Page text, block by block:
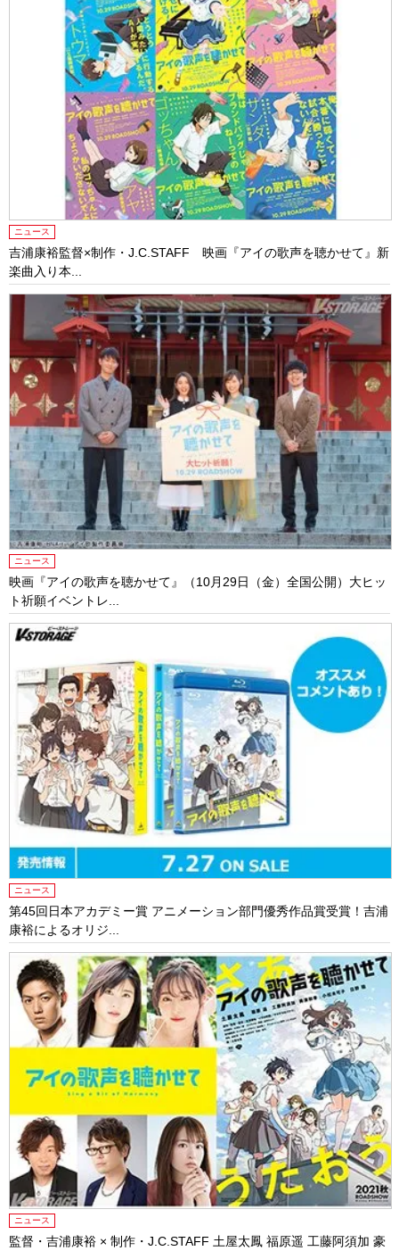
ニュース
吉浦康裕監督×制作・J.C.STAFF 映画『アイの歌声を聴かせて』新
楽曲入り本...
ニュース
映画『アイの歌声を聴かせて』（10月29日（金）全国公開）大ヒッ
ト祈願イベントレ...
ニュース
第45回日本アカデミー賞 アニメーション部門優秀作品賞受賞！吉浦
康裕によるオリジ...
ニュース
監督・吉浦康裕 × 制作・J.C.STAFF 土屋太鳳 福原遥 工藤阿須加 豪